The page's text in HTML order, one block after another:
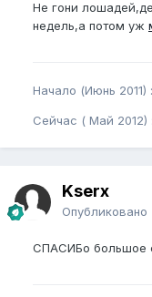
Не гони
недель,а потом уж
Начало (Июнь 2011) :
Сейчас ( Май 2012) :
Kserx
Опубликовано
СПАСИБо большое